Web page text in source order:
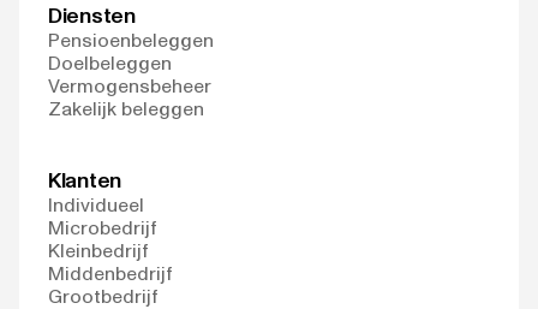
Diensten
Pensioenbeleggen
Doelbeleggen
Vermogensbeheer
Zakelijk beleggen
Klanten
Individueel
Microbedrijf
Kleinbedrijf
Middenbedrijf
Grootbedrijf